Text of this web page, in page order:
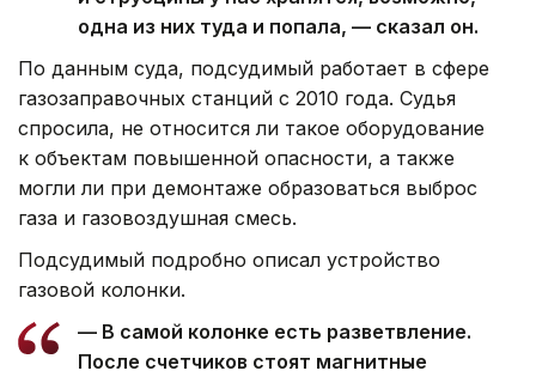
одна из них туда и попала, — сказал он.
По данным суда, подсудимый работает в сфере
газозаправочных станций с 2010 года. Судья
спросила, не относится ли такое оборудование
к объектам повышенной опасности, а также
могли ли при демонтаже образоваться выброс
газа и газовоздушная смесь.
Подсудимый подробно описал устройство
газовой колонки.
— В самой колонке есть разветвление.
После счетчиков стоят магнитные